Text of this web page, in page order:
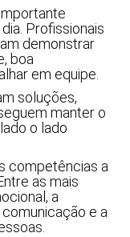
Profissionais
demonstrar
boa
em equipe.
soluções,
manter o
o lado
competências a
as mais
a
e a